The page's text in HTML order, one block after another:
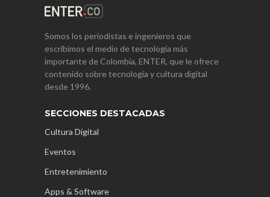
Somos los periodistas e ingenieros que
escribimos el medio de tecnología más
importante de Colombia, ENTER, que le ofrece
contenido sobre tecnología y cultura digital
desde 1996.
SECCIONES DESTACADAS
Cultura Digital
Eventos
Entretenimiento
Apps & Software